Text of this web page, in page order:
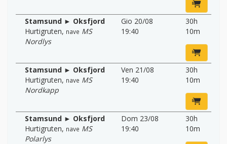
Stamsund ► Oksfjord
Hurtigruten, nave MS
Nordlys
Gio 20/08
19:40
30h
10m
Stamsund ► Oksfjord
Hurtigruten, nave MS
Nordkapp
Ven 21/08
19:40
30h
10m
Stamsund ► Oksfjord
Hurtigruten, nave MS
Polarlys
Dom 23/08
19:40
30h
10m